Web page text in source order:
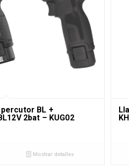
BL +
2bat – KUG02
Mostrar detalles